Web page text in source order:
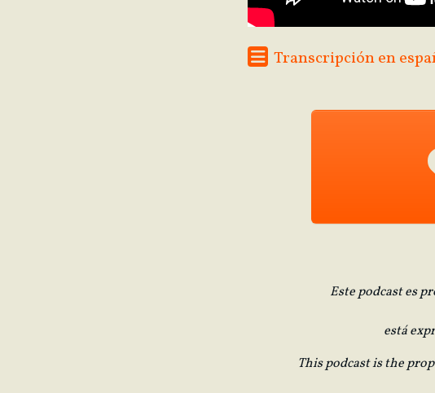
Transcripción en
Este podcast es
está
This podcast is the